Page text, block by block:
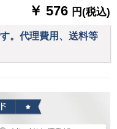
￥ 576 円(税込)
。代理費用、送料等